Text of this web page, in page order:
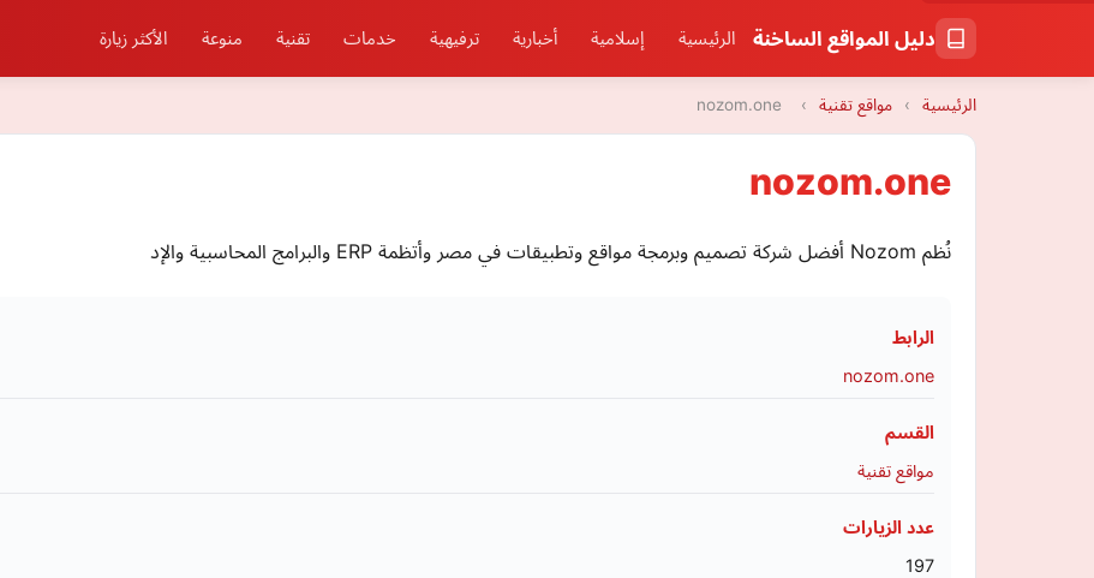
دليل المواقع الساخنة الرئيسية إسلامية أخبارية ترفيهية خدمات تقنية منوعة الأكثر زيارة
الرئيسية › مواقع تقنية ›
nozom.one
nozom.one
نُظم Nozom أفضل شركة تصميم وبرمجة مواقع وتطبيقات في مصر وأتظمة ERP والبرامج المحاسبية والإد
الرابط
nozom.one
القسم
مواقع تقنية
عدد الزيارات
197